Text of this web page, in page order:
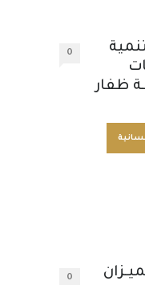
ظفار
0
0